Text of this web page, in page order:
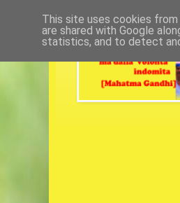
This site uses cookies
are shared with Google
statistics, and to detect